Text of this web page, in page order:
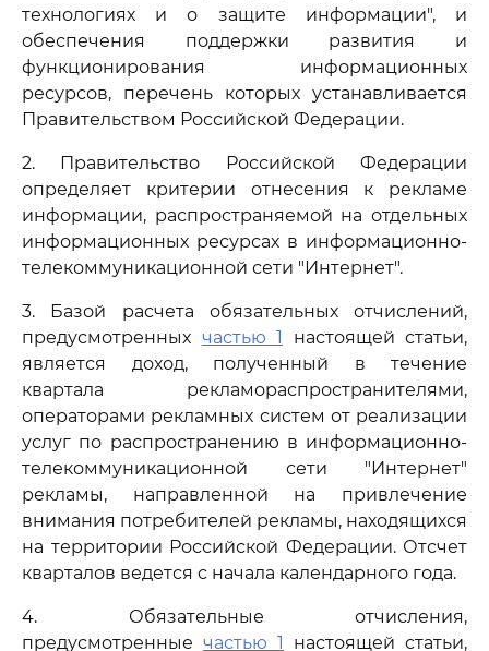
технологиях и о защите информации", и
обеспечения поддержки развития и
функционирования информационных
ресурсов, перечень которых устанавливается
Правительством Российской Федерации.
2. Правительство Российской Федерации
определяет критерии отнесения к рекламе
информации, распространяемой на отдельных
информационных ресурсах в информационно-
телекоммуникационной сети "Интернет".
3. Базой расчета обязательных отчислений,
предусмотренных частью 1
настоящей статьи,
является доход, полученный в течение
квартала рекламораспространителями,
операторами рекламных систем от реализации
услуг по распространению в информационно-
телекоммуникационной сети "Интернет"
рекламы, направленной на привлечение
внимания потребителей рекламы, находящихся
на территории Российской Федерации. Отсчет
кварталов ведется с начала календарного года.
4. Обязательные отчисления,
предусмотренные частью 1
настоящей статьи,